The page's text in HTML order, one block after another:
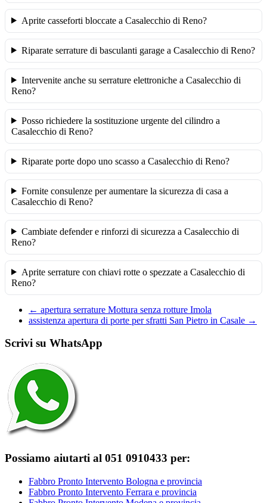
Aprite casseforti bloccate a Casalecchio di Reno?
Riparate serrature di basculanti garage a Casalecchio di Reno?
Intervenite anche su serrature elettroniche a Casalecchio di
Reno?
Posso richiedere la sostituzione urgente del cilindro a
Casalecchio di Reno?
Riparate porte dopo uno scasso a Casalecchio di Reno?
Fornite consulenze per aumentare la sicurezza di casa a
Casalecchio di Reno?
Cambiate defender e rinforzi di sicurezza a Casalecchio di
Reno?
Aprite serrature con chiavi rotte o spezzate a Casalecchio di
Reno?
← apertura serrature Mottura senza rotture Imola
assistenza apertura di porte per sfratti San Pietro in Casale →
Scrivi su WhatsApp
Possiamo aiutarti al 051 0910433 per:
Fabbro Pronto Intervento Bologna e provincia
Fabbro Pronto Intervento Ferrara e provincia